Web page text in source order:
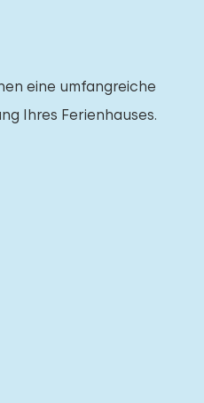
eine umfangreiche
Ihres Ferienhauses.